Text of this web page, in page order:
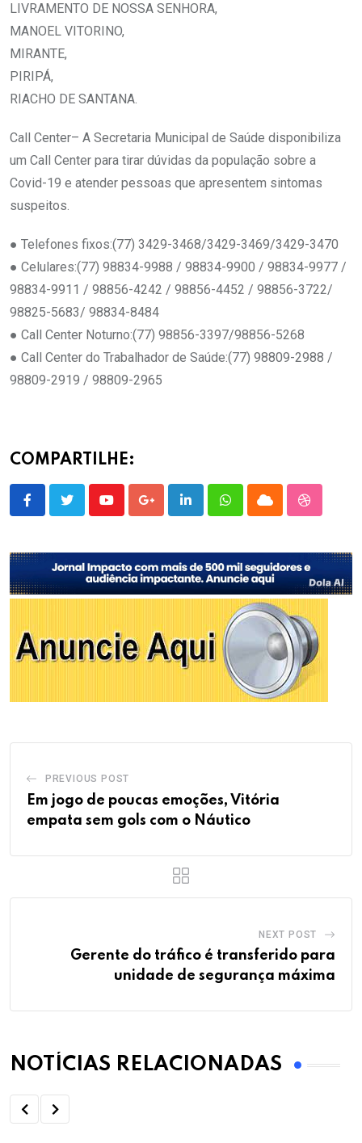
LIVRAMENTO DE NOSSA SENHORA,
MANOEL VITORINO,
MIRANTE,
PIRIPÁ,
RIACHO DE SANTANA.
Call Center– A Secretaria Municipal de Saúde disponibiliza
um Call Center para tirar dúvidas da população sobre a
Covid-19 e atender pessoas que apresentem sintomas
suspeitos.
● Telefones fixos:(77) 3429-3468/3429-3469/3429-3470
● Celulares:(77) 98834-9988 / 98834-9900 / 98834-9977 /
98834-9911 / 98856-4242 / 98856-4452 / 98856-3722/
98825-5683/ 98834-8484
● Call Center Noturno:(77) 98856-3397/98856-5268
● Call Center do Trabalhador de Saúde:(77) 98809-2988 /
98809-2919 / 98809-2965
COMPARTILHE:
YoutubeGoogle+LinkedInWhatsappCloud
PREVIOUS POST
Em jogo de poucas emoções, Vitória
empata sem gols com o Náutico
NEXT POST
Gerente do tráfico é transferido para
unidade de segurança máxima
NOTÍCIAS RELACIONADAS